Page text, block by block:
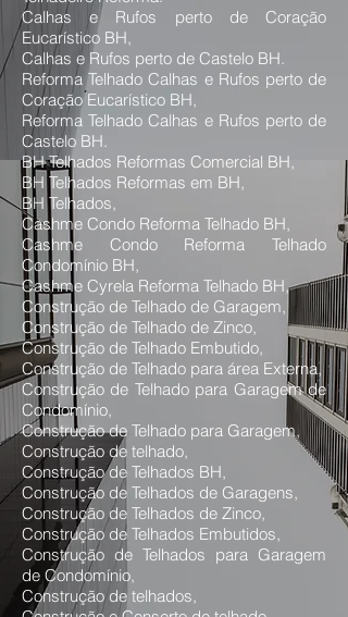
Calhas e Rufos perto de Coração
Eucarístico BH,
Calhas e Rufos perto de Castelo BH.
Reforma Telhado Calhas e Rufos perto de
Coração Eucarístico BH,
Reforma Telhado Calhas e Rufos perto de
Castelo BH.
BH Telhados Reformas Comercial BH,
BH Telhados Reformas em BH,
BH Telhados,
Cashme Condo Reforma Telhado BH,
Cashme Condo Reforma Telhado
Condomínio BH,
Cashme Cyrela Reforma Telhado BH,
Construção de Telhado de Garagem,
Construção de Telhado de Zinco,
Construção de Telhado Embutido,
Construção de Telhado para área Externa,
Construção de Telhado para Garagem de
Condomínio,
Construção de Telhado para Garagem,
Construção de telhado,
Construção de Telhados BH,
Construção de Telhados de Garagens,
Construção de Telhados de Zinco,
Construção de Telhados Embutidos,
Construção de Telhados para Garagem
de Condomínio,
Construção de telhados,